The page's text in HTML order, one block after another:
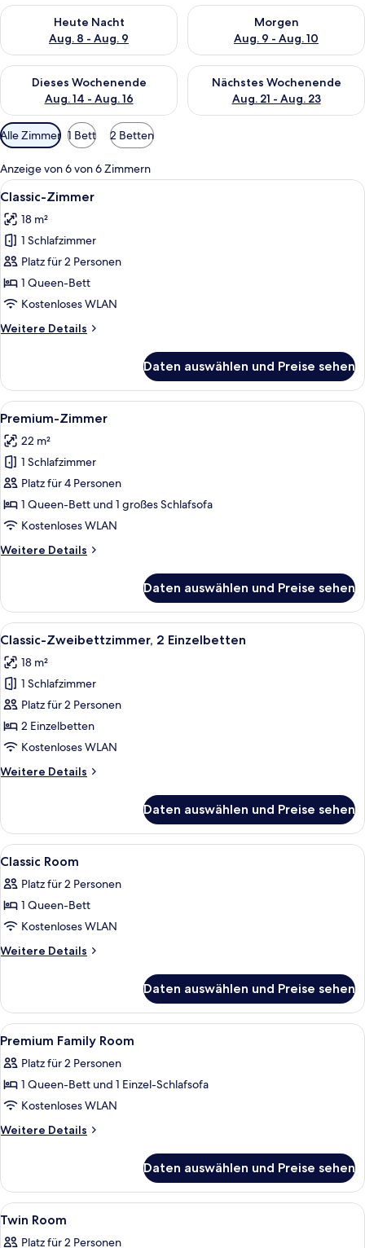
Heute Nacht
Aug. 8 - Aug. 9
Überprüfe die Verfügbarkeit für heute Nacht, Aug. 8 - Aug. 9.
Morgen
Aug. 9 - Aug. 10
Überprüfe die Verfügbarkeit
Dieses Wochenende
Aug. 14 - Aug. 16
Überprüfe die Verfügbarkeit für dieses Wochenende, Aug. 14
Nächstes Wochenende
Aug. 21 - Aug. 23
Überprüfe die Verfügbarkeit
Verfügbare
Filter
für
Zimmer
Alle Zimmer 1 Bett 2 Betten
Anzeige von 6 von 6 Zimmern
Alle
Fotos
für
Classic-
Zimmer
anzeigen
Ein modernes Hotelzimmer mit
6
Classic-Zimmer
18 m²
1 Schlafzimmer
Platz für 2 Personen
1 Queen-Bett
Kostenloses WLAN
Weitere Details
Weitere
Zimmer
Daten auswählen und Preise sehen
Alle
Fotos
für
Premium-
Zimmer
anzeigen
Ein Hotelzimmer mit einem großen
4
Premium-Zimmer
22 m²
1 Schlafzimmer
Platz für 4 Personen
1 Queen-Bett und 1 großes Schlafsofa
Kostenloses WLAN
Weitere Details
Weitere
Zimmer
Daten auswählen und Preise sehen
Alle
Fotos
für
Classic-
Zweibettzimmer,
2 Einzelbetten
anzeigen
Ein Hotelzimmer mit zwei Betten,
3
Classic-Zweibettzimmer, 2 Einzelbetten
18 m²
1 Schlafzimmer
Platz für 2 Personen
2 Einzelbetten
Kostenloses WLAN
Weitere Details
Weitere
Zweibettzimmer,
2 Einzelbetten
Daten auswählen und Preise sehen
Alle
Fotos
für
Classic
Room
anzeigen
Ein modernes Hotelzimmer mit
3
Classic Room
Platz für 2 Personen
1 Queen-Bett
Kostenloses WLAN
Weitere Details
Weitere
Room
Daten auswählen und Preise sehen
Alle
Fotos
für
Premium
Family
Room
Hochwertige Bettwaren,
5
Premium Family Room
Platz für 2 Personen
1 Queen-Bett und 1 Einzel-Schlafsofa
Kostenloses WLAN
Weitere Details
Weitere
Family
Room
Daten auswählen und Preise sehen
Alle
Fotos
Ein Hotelzimmer mit zwei Betten,
6
Twin Room
Platz für 2 Personen